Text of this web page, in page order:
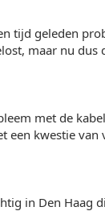
tijd geleden
maar nu dus
met de
een kwestie van
in Den Haag